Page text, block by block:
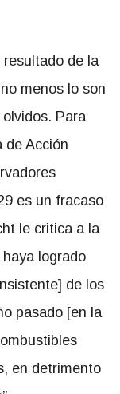
de la
menos lo son
Para
de Acción
es un fracaso
le critica a la
logrado
de los
pasado [en la
en detrimento